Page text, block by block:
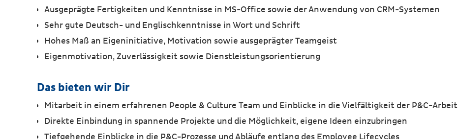
Ausgeprägte Fertigkeiten und Kenntnisse in MS-Office sowie der Anwendung von CRM-Systemen
Sehr gute Deutsch- und Englischkenntnisse in Wort und Schrift
Hohes Maß an Eigeninitiative, Motivation sowie ausgeprägter Teamgeist
Eigenmotivation, Zuverlässigkeit sowie Dienstleistungsorientierung
Das bieten wir Dir
Mitarbeit in einem erfahrenen People & Culture Team und Einblicke in die Vielfältigkeit der P&C-Arbeit
Direkte Einbindung in spannende Projekte und die Möglichkeit, eigene Ideen einzubringen